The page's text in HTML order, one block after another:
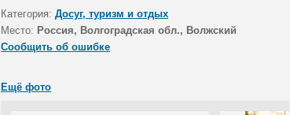
Категория: Досуг, туризм и отдых
Место: Россия, Волгоградская обл., Волжский
Сообщить об ошибке
Ещё фото